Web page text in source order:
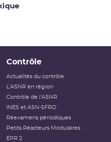
Contrôle
Actualités du contrôle
L'ASNR en région
Contrôle de l'ASNR
INES et ASN-SFRO
Réexamens périodiques
Petits Réacteurs Modulaires
EPR 2